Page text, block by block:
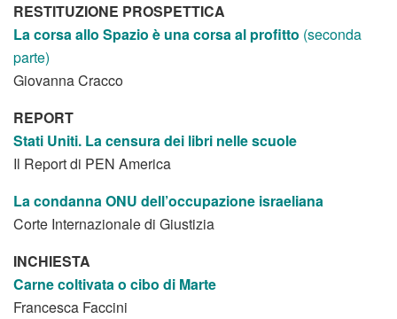
RESTITUZIONE PROSPETTICA
La corsa allo Spazio è una corsa al profitto (seconda
parte)
Giovanna Cracco
REPORT
Stati Uniti. La censuradei libri nelle scuole
Il Report di PEN America
La condanna ONU dell’occupazione israeliana
Corte Internazionale di Giustizia
INCHIESTA
Carne coltivatao cibo di Marte
Francesca Faccini